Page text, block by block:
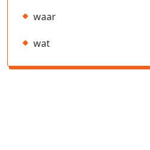
waar
wat